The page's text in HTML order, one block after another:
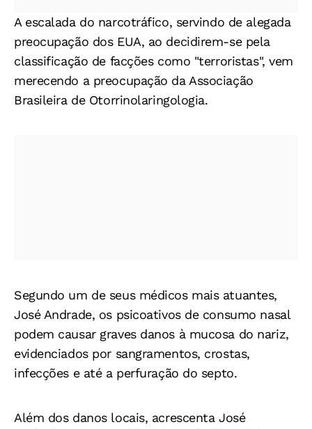
A escalada do narcotráfico, servindo de alegada
preocupação dos EUA, ao decidirem-se pela
classificação de facções como "terroristas", vem
merecendo a preocupação da Associação
Brasileira de Otorrinolaringologia.
Segundo um de seus médicos mais atuantes,
José Andrade, os psicoativos de consumo nasal
podem causar graves danos à mucosa do nariz,
evidenciados por sangramentos, crostas,
infecções e até a perfuração do septo.
Além dos danos locais, acrescenta José